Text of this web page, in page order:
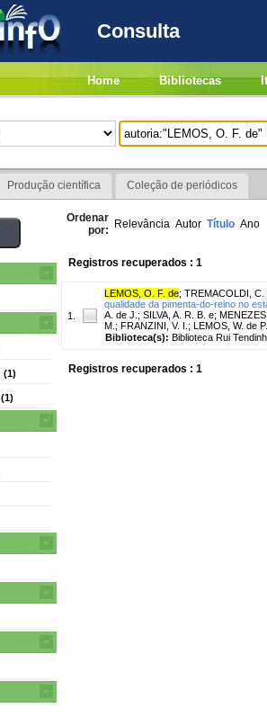
Consulta
Home Bibliotecas
Produção científica Coleção de periódicos
(1)
(1)
Ordenar
por: Relevância Autor Título Ano
Registros recuperados : 1
1.
LEMOS, O. F. de; TREMACOLDI, C.
qualidade da pimenta-do-reino no
A. de J.; SILVA, A. R. B. e;
M.; FRANZINI, V. I.; LEMOS, W. de P.
Biblioteca(s): Biblioteca Rui
Registros recuperados : 1